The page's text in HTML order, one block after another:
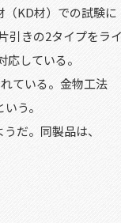
KD材）での試験に
引きの2タイプをラ
している。
ている。金物工法
う。
だ。同製品は、